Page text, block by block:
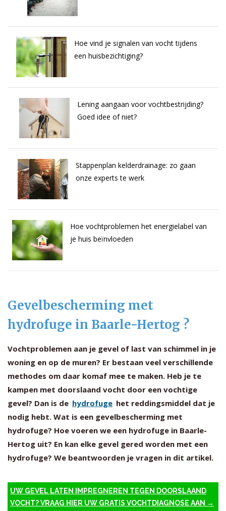
Hoe vind je signalen van vocht tijdens
een huisbezichtiging?
Lening aangaan voor vochtbestrijding?
Goed idee of niet?
Stappenplan kelderdrainage: zo gaan
onze experts te werk
Hoe vochtproblemen het energielabel van
je huis beïnvloeden
Gevelbescherming met
hydrofuge in Baarle-Hertog ?
Vochtproblemen aan je gevel of last van schimmel in je
woning en op de muren? Er bestaan veel verschillende
methodes om daar komaf mee te maken. Heb je te
kampen met doorslaand vocht door een vochtige
gevel? Dan is de hydrofuge het reddingsmiddel dat je
nodig hebt. Wat is een gevelbescherming met
hydrofuge? Hoe voeren we een hydrofuge in Baarle-
Hertog uit? En kan elke gevel gered worden met een
hydrofuge? We beantwoorden je vragen in dit artikel.
UW GEVEL LATEN IMPREGNEREN TEGEN DOORSLAAND
VOCHT? VRAAG HIER UW GRATIS VOCHTDIAGNOSE AAN →